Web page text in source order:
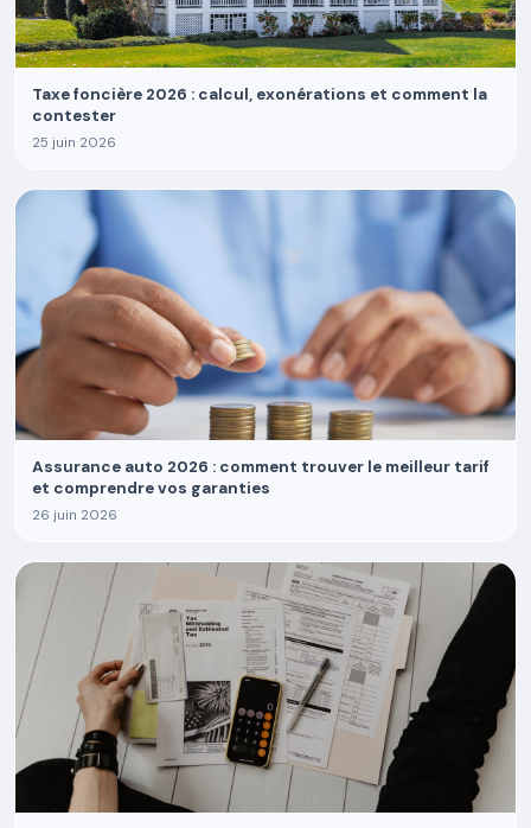
Taxe foncière 2026 : calcul, exonérations et comment la
contester
25 juin 2026
Assurance auto 2026 : comment trouver le meilleur tarif
et comprendre vos garanties
26 juin 2026